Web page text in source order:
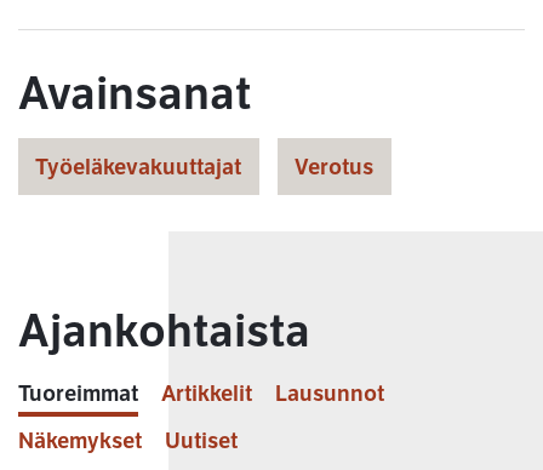
Avainsanat
Työeläkevakuuttajat Verotus
Ajankohtaista
Tuoreimmat Artikkelit
Lausunnot
Näkemykset
Uutiset